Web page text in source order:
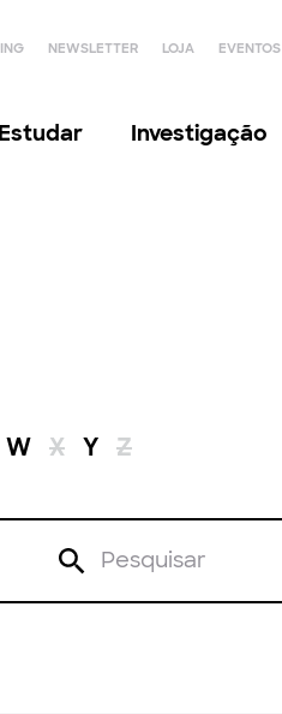
NEWSLETTER LOJA EVENTOS
Estudar Investigação
W X Y Z